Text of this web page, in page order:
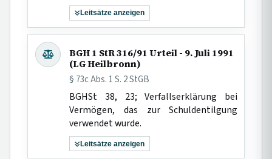
Leitsätze anzeigen
BGH 1 StR 316/91 Urteil - 9. Juli 1991
(LG Heilbronn)
§ 73c Abs. 1 S. 2 StGB
BGHSt 38, 23; Verfallserklärung bei
Vermögen, das zur Schuldentilgung
verwendet wurde.
Leitsätze anzeigen